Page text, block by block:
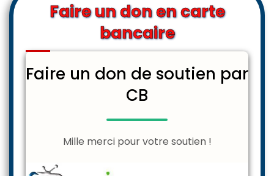
Faire un don en carte
bancaire
Faire un don de soutien par
CB
Mille merci pour votre soutien !